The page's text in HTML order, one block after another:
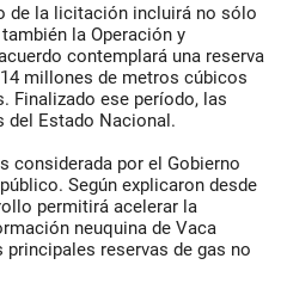
de la licitación incluirá no sólo
la Operación y
contemplará una reserva
millones de metros cúbicos
Finalizado ese período, las
del Estado Nacional.
considerada por el Gobierno
Según explicaron desde
permitirá acelerar la
neuquina de Vaca
principales reservas de gas no